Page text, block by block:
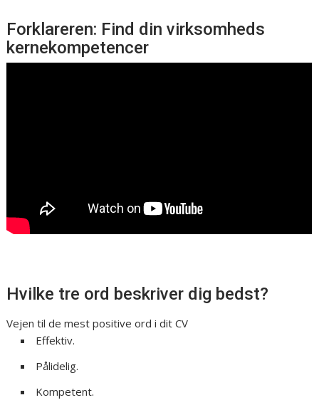
Forklareren: Find din virksomheds
kernekompetencer
Hvilke tre ord beskriver dig bedst?
Vejen til de mest positive ord i dit CV
Effektiv.
Pålidelig.
Kompetent.